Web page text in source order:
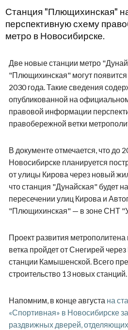
Станция "Плющихинская"
перспективную схему
метро в Новосибирске.
Две новые станции метро
"Плющихинская" могут
2030 года. Такие сведения
опубликованной на
правовой информации
правобережной ветки
В документе отмечается, что до
Новосибирске планируется
от улицы Кирова через новый
что станция "Дунайская" будет
пересечении улиц Кирова и
"Плющихинская" — в зоне СНТ
Проект развития метрополитена
ветка пройдет от Снегирей
станции Камышенской. Всего
строительство 13 новых станций.
Напомним, в конце августа на
«Спортивная» в Новосибирске
раздвижных дверей,